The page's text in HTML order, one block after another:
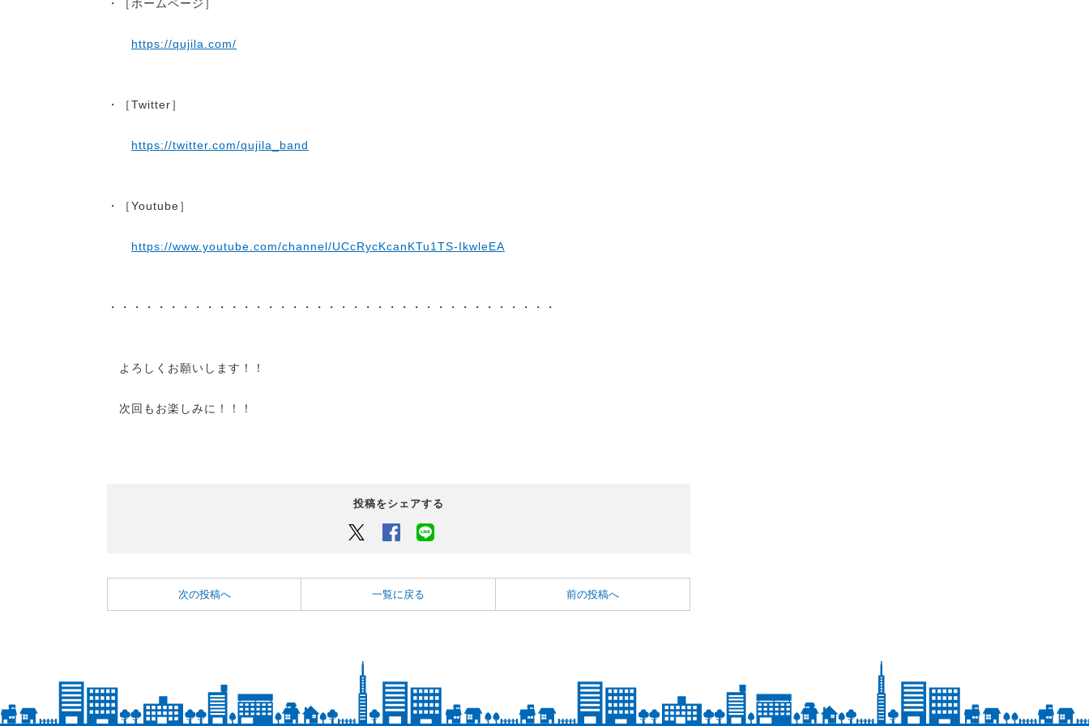
・［ホームページ］
https://qujila.com/
・［Twitter］
https://twitter.com/qujila_band
・［Youtube］
https://www.youtube.com/channel/UCcRycKcanKTu1TS-IkwleEA
・・・・・・・・・・・・・・・・・・・・・・・・・・・・・・・・・・・・・
よろしくお願いします！！
次回もお楽しみに！！！
投稿をシェアする
Twitter Facebook
次の投稿へ 一覧に戻る 前の投稿へ